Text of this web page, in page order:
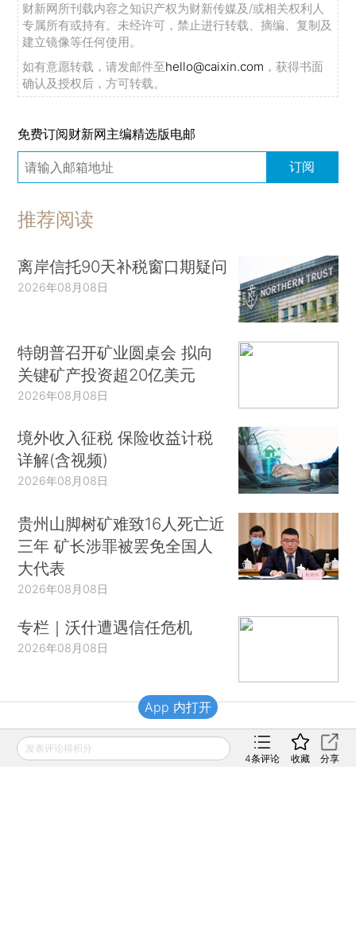
财新网所刊载内容之知识产权为财新传媒及/或相关权利人
专属所有或持有。未经许可，禁止进行转载、摘编、复制及
建立镜像等任何使用。
如有意愿转载，请发邮件至hello@caixin.com ，获得书面
确认及授权后，方可转载。
免费订阅财新网主编精选版电邮
订阅
推荐阅读
离岸信托90天补税窗口期疑问
2026年08月08日
特朗普召开矿业圆桌会 拟向
关键矿产投资超20亿美元
2026年08月08日
境外收入征税 保险收益计税
详解(含视频)
2026年08月08日
贵州山脚树矿难致16人死亡近
三年 矿长涉罪被罢免全国人
大代表
2026年08月08日
专栏｜沃什遭遇信任危机
2026年08月08日
财新移动
发表评论得积分
4条评论 收藏 分享
App 内打开